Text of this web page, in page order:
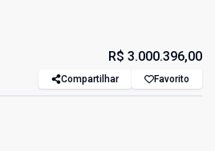
R$ 3.000.396,00
Compartilhar Favorito